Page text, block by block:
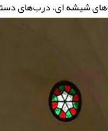
شیشه ای، درب‌های